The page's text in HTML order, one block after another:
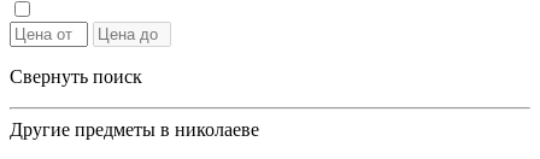
Свернуть поиск
Другие предметы в николаеве